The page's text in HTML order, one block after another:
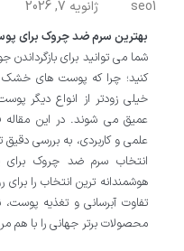
seo1 ژانویه 7, 2026
بهترین سرم ضد چروک برای
شما می توانید برای بازگرداندن
کنید؛ چرا که پوست های خشک
خیلی زودتر از انواع دیگر
عمیق می شوند. در این
علمی و کاربردی، به بررسی دقیق
انتخاب سرم ضد چروک برای
هوشمندانه ترین انتخاب را
تفاوت آبرسانی و تغذیه
محصولات برتر جهانی را با هم